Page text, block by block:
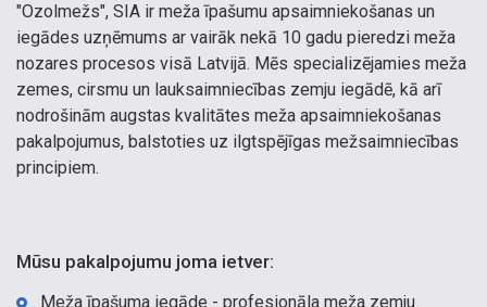
"Ozolmežs", SIA ir meža īpašumu apsaimniekošanas un
iegādes uzņēmums ar vairāk nekā 10 gadu pieredzi meža
nozares procesos visā Latvijā. Mēs specializējamies meža
zemes, cirsmu un lauksaimniecības zemju iegādē, kā arī
nodrošinām augstas kvalitātes meža apsaimniekošanas
pakalpojumus, balstoties uz ilgtspējīgas mežsaimniecības
principiem.
Mūsu pakalpojumu joma ietver:
Meža īpašuma iegāde - profesionāla meža zemju